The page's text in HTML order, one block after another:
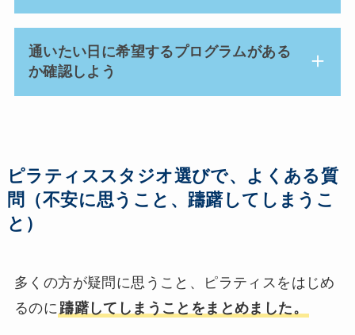
通いたい日に希望するプログラムがある
か確認しよう
ピラティススタジオ選びで、よくある質
問（不安に思うこと、躊躇してしまうこ
と）
多くの方が疑問に思うこと、ピラティスをはじめ
るのに 躊躇してしまうことをまとめました。